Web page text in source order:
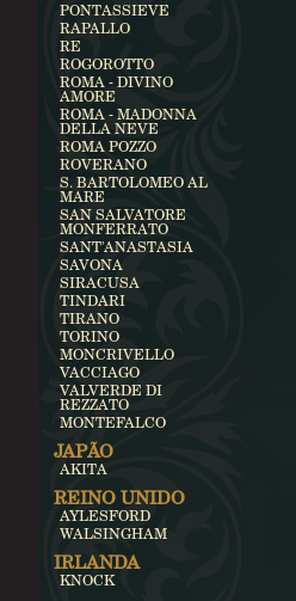
PONTASSIEVE
RAPALLO
RE
ROGOROTTO
ROMA - DIVINO
AMORE
ROMA - MADONNA
DELLA NEVE
ROMA POZZO
ROVERANO
S. BARTOLOMEO AL
MARE
SAN SALVATORE
MONFERRATO
SANT'ANASTASIA
SAVONA
SIRACUSA
TINDARI
TIRANO
TORINO
MONCRIVELLO
VACCIAGO
VALVERDE DI
REZZATO
MONTEFALCO
JAPÃO
AKITA
REINO UNIDO
AYLESFORD
WALSINGHAM
IRLANDA
KNOCK